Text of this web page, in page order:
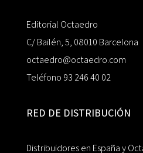
Editorial Octaedro
C/ Bailén, 5, 08010 Barcelona
octaedro@octaedro.com
Teléfono 93 246 40 02
RED DE DISTRIBUCIÓN
Distribuidores en España y